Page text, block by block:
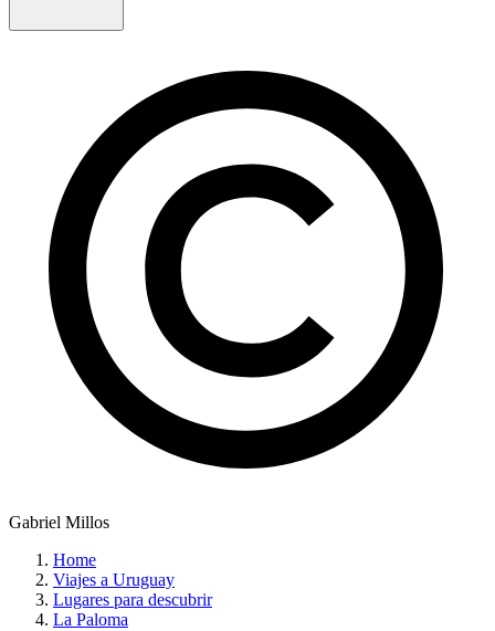
Gabriel Millos
Home
Viajes a Uruguay
Lugares para descubrir
La Paloma